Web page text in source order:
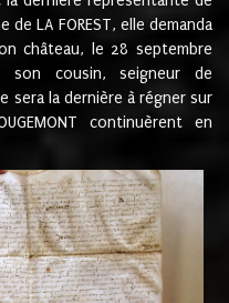
de LA FOREST, elle demanda
château, le 28 septembre
son cousin, seigneur de
sera la dernière à régner sur
continuèrent en